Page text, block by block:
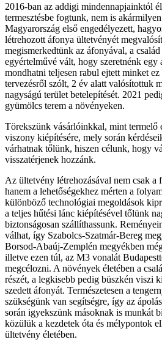
2016-ban az addigi mindennapjainktól
termesztésbe fogtunk, nem is
Magyarország első engedélyezett,
létrehozott áfonya ültetvényét
megismerkedtünk az áfonyával, a
egyértelművé vált, hogy szeretnénk egy
mondhatni teljesen rabul ejtett minket
tervezésről szólt, 2 év alatt valósítottuk
nagyságú terület betelepítését. 2021
gyümölcs terem a növényeken.
Törekszünk vásárlóinkkal, mint termelő
viszony kiépítésére, mely során
várhatnak tőlünk, hiszen célunk, hogy
visszatérjenek hozzánk.
Az ültetvény létrehozásával nem csak a
hanem a lehetőségekhez mérten a
különböző technológiai megoldások
a teljes hűtési lánc kiépítésével tőlünk
biztonságosan szállíthassunk.
válhat, így Szabolcs-Szatmár-Bereg
Borsod-Abaúj-Zemplén megyékben
illetve ezen túl, az M3 vonalát
megcélozni. A növények életében a
részét, a legkisebb pedig büszkén viszi
szedett áfonyát. Természetesen a
szükségünk van segítségre, így az
során igyekszünk másoknak is munkát
közülük a kezdetek óta és mélypontok
ültetvény életében.